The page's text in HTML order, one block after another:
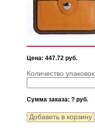
Цена: 447.72 руб.
Количество упаковок
Сумма заказа: ? руб.